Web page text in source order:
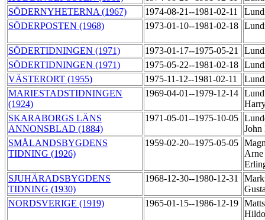
SÖDERNYHETERNA (1967)
1974-08-21--1981-02-11
SÖDERPOSTEN (1968)
1973-01-10--1981-02-18
SÖDERTIDNINGEN (1971) 1973-01-17--1975-05-21
SÖDERTIDNINGEN (1971)
1975-05-22--1981-02-18
VÄSTERORT (1955)
1975-11-12--1981-02-11
MARIESTADSTIDNINGEN
(1924)
1969-04-01--1979-12-14
SKARABORGS LÄNS
ANNONSBLAD (1884)
1971-05-01--1975-10-05
SMÅLANDSBYGDENS
TIDNING (1926)
1959-02-20--1975-05-05
Arne
SJUHÄRADSBYGDENS
TIDNING (1930)
1968-12-30--1980-12-31
NORDSVERIGE (1919)
1965-01-15--1986-12-19